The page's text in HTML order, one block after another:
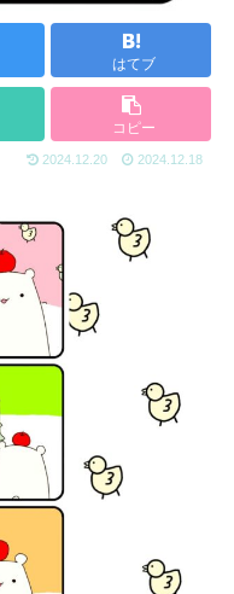
はてブ
コピー
2024.12.20 2024.12.18